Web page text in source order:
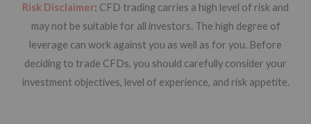
Risk Disclaimer: CFD trading carries a high level of risk and
may not be suitable for all investors. The high degree of
leverage can work against you as well as for you. Before
deciding to trade CFDs, you should carefully consider your
investment objectives, level of experience, and risk appetite.